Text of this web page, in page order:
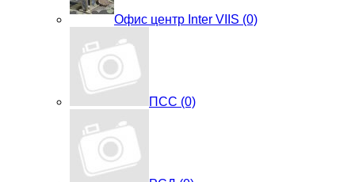
Офис центр Inter VIIS (0)
ПСС (0)